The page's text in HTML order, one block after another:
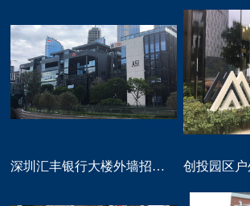
深圳汇丰银行大楼外墙招牌logo标识制作